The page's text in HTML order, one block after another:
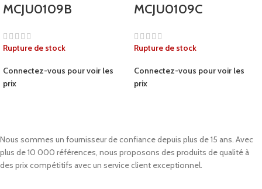
MCJU0109B
Rupture de stock
Connectez-vous pour voir les
prix
MCJU0109C
Rupture de stock
Connectez-vous pour voir les
prix
Nous sommes un fournisseur de confiance depuis plus de 15 ans. Avec
plus de 10 000 références, nous proposons des produits de qualité à
des prix compétitifs avec un service client exceptionnel.